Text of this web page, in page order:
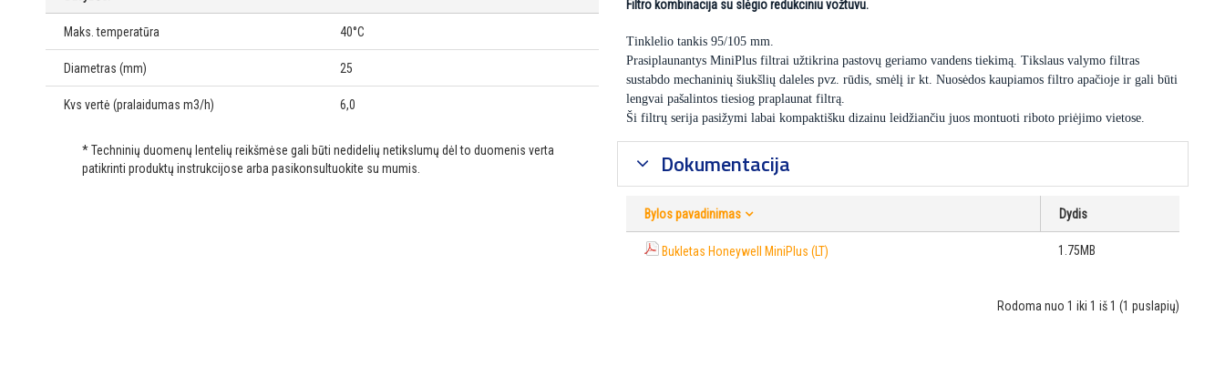
Maks. temperatūra 40°C
Diametras (mm) 25
Kvs vertė (pralaidumas m3/h) 6,0
* Techninių duomenų lentelių reikšmėse gali būti nedidelių netikslumų dėl to duomenis verta
patikrinti produktų instrukcijose arba pasikonsultuokite su mumis.
Filtro kombinacija su slėgio redukciniu vožtuvu.
Tinklelio tankis 95/105 mm.
Prasiplaunantys MiniPlus filtrai užtikrina pastovų geriamo vandens tiekimą. Tikslaus valymo filtras
sustabdo mechaninių šiukšlių daleles pvz. rūdis, smėlį ir kt. Nuosėdos kaupiamos filtro apačioje ir gali būti
lengvai pašalintos tiesiog praplaunat filtrą.
Ši filtrų serija pasižymi labai kompaktišku dizainu leidžiančiu juos montuoti riboto priėjimo vietose.
Dokumentacija
Bylos pavadinimas Dydis
Bukletas Honeywell MiniPlus (LT) 1.75MB
Rodoma nuo 1 iki 1 iš 1 (1 puslapių)